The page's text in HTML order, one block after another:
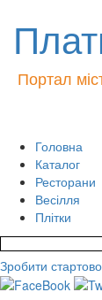
Портал
Головна
Каталог
Ресторани
Весілля
Плітки
Зробити